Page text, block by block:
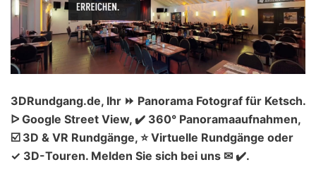
3DRundgang.de, Ihr ⏩ Panorama Fotograf für Ketsch.
ᐅ Google Street View, ✔️ 360° Panoramaaufnahmen,
☑️ 3D & VR Rundgänge, ⭐ Virtuelle Rundgänge oder
✓ 3D-Touren. Melden Sie sich bei uns ✉ ✔️.